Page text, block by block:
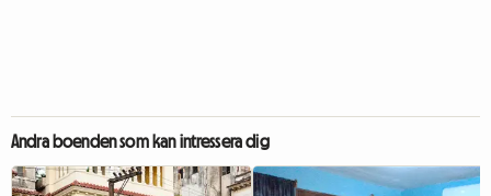
Andra boenden som kan intressera dig